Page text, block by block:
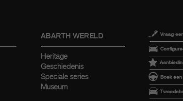
ABARTH WERELD
Heritage
Geschiedenis
Speciale series
Museum
Vraag
Boek